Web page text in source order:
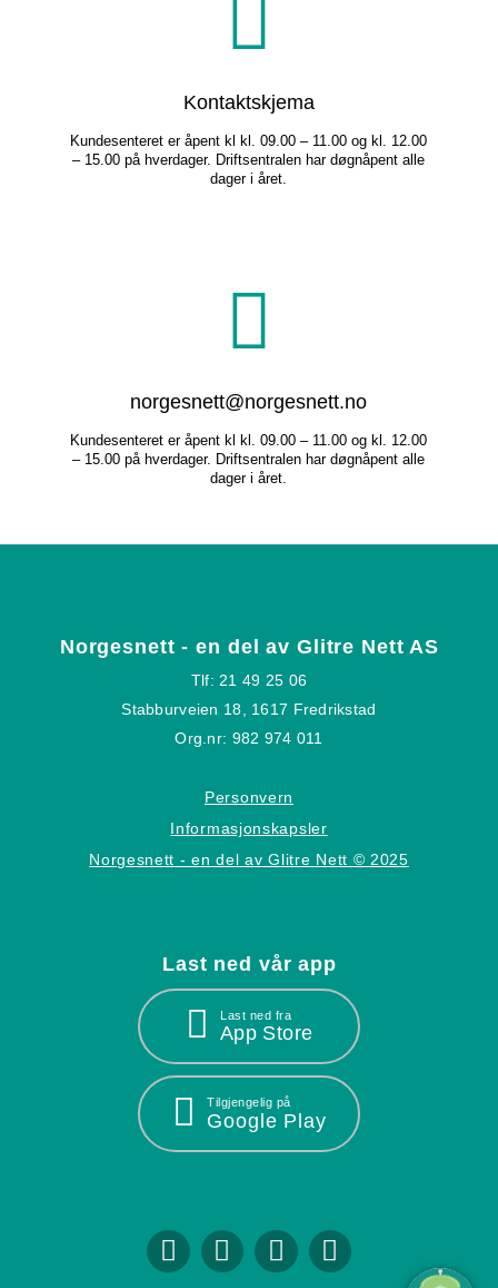
Kontaktskjema
Kundesenteret er åpent kl kl. 09.00 – 11.00 og kl. 12.00
– 15.00 på hverdager. Driftsentralen har døgnåpent alle
dager i året.
norgesnett@norgesnett.no
Kundesenteret er åpent kl kl. 09.00 – 11.00 og kl. 12.00
– 15.00 på hverdager. Driftsentralen har døgnåpent alle
dager i året.
Norgesnett - en del av Glitre Nett AS
Tlf: 21 49 25 06
Stabburveien 18, 1617 Fredrikstad
Org.nr: 982 974 011
Personvern
Informasjonskapsler
Norgesnett - en del av Glitre Nett © 2025
Last ned vår app
Last ned fra
App Store
Tilgjengelig på
Google Play